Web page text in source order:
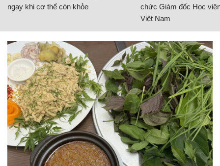
ngay khi cơ thể còn khỏe
chức Giám đốc Học
Việt Nam